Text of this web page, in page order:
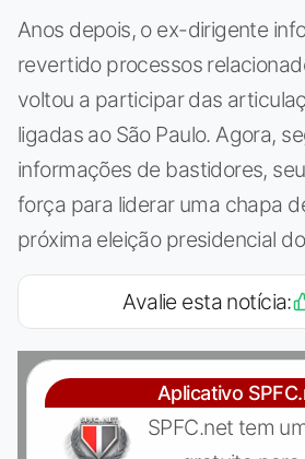
Anos depois, o ex-dirigente
revertido processos
voltou a participar das
ligadas ao São Paulo. Agora,
informações de bastidores,
força para liderar uma chapa
próxima eleição presidencial
Avalie esta notícia:
Aplicativo
SPFC.net tem